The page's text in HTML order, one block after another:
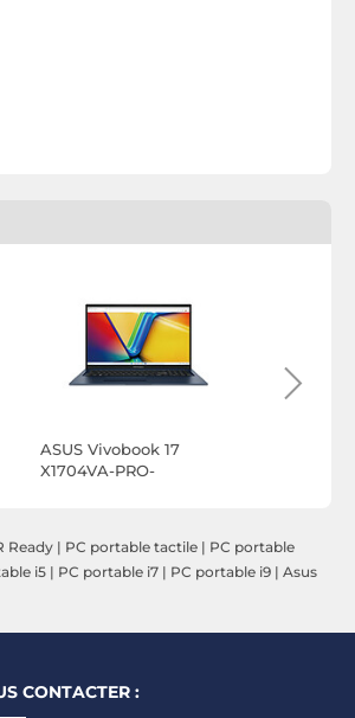
ASUS Vivobook 17
X1704VA-PRO-
Ready | PC portable tactile | PC portable
i5 | PC portable i7 | PC portable i9 | Asus
CONTACTER :